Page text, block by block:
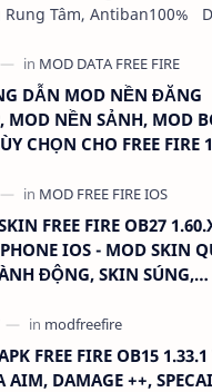
Tâm, Antiban100% Dung
BAND ID - KHÔNG GHIM…
DẪN MOD NỀN ĐĂNG
MOD NỀN SẢNH, MOD
CHỌN CHO FREE FIRE
FREE FIRE OB27
IOS - MOD SKIN
ĐỘNG, SKIN SÚNG,
FREE FIRE OB15
AIM, DAMAGE ++,